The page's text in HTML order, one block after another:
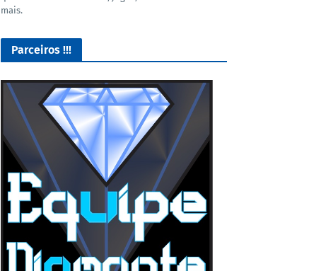
mais.
Parceiros !!!